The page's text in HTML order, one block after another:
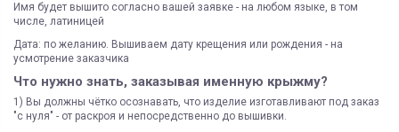
Имя будет вышито согласно вашей заявке - на любом языке, в том
числе, латиницей
Дата: по желанию. Вышиваем дату крещения или рождения - на
усмотрение заказчика
Что нужно знать, заказывая именную крыжму?
1) Вы должны чётко осознавать, что изделие изготавливают под заказ
"с нуля" - от раскроя и непосредственно до вышивки.